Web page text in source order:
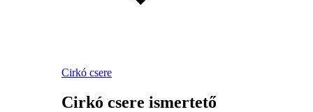
Cirkó csere
Cirkó csere ismertető